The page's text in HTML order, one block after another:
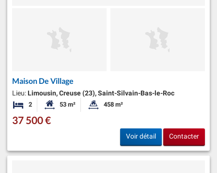
Maison De Village
Lieu: Limousin, Creuse (23), Saint-Silvain-Bas-le-Roc
2 ChambresSurface habitable:
53 m² Superficie du terrain:
458 m²
37 500 €
Voir détail Contacter